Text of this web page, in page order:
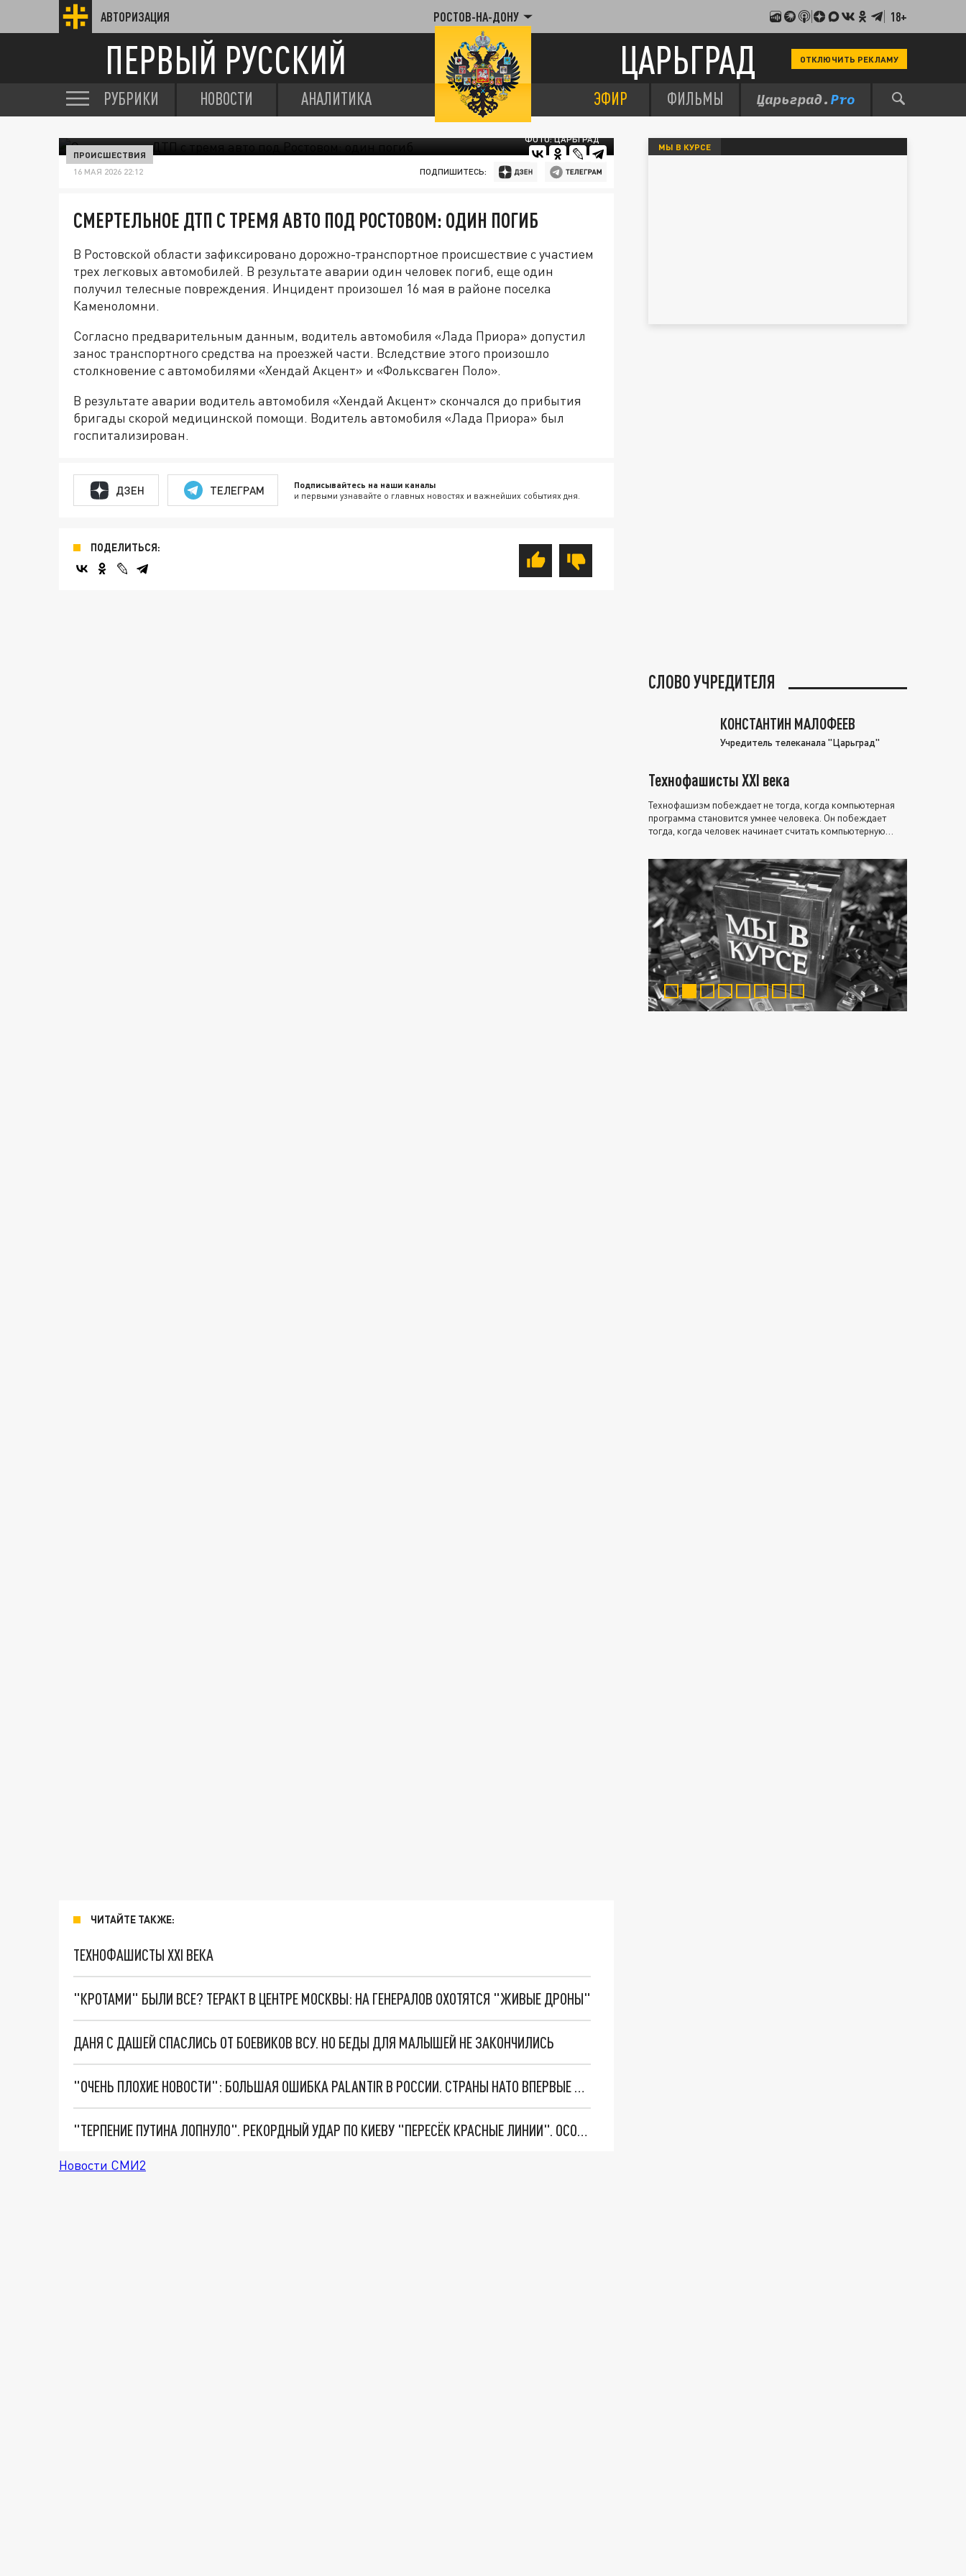
АВТОРИЗАЦИЯ РОСТОВ-НА-ДОНУ 18+
ПЕРВЫЙ РУССКИЙ ЦАРЬГРАД ОТКЛЮЧИТЬ РЕКЛАМУ
РУБРИКИ НОВОСТИ АНАЛИТИКА ЭФИР ФИЛЬМЫ
ФОТО: ЦАРЬГРАД
ПРОИСШЕСТВИЯ
16 МАЯ 2026 22:12 ПОДПИШИТЕСЬ:
СМЕРТЕЛЬНОЕ ДТП С ТРЕМЯ АВТО ПОД РОСТОВОМ: ОДИН ПОГИБ
В Ростовской области зафиксировано дорожно-транспортное происшествие с участием
трех легковых автомобилей. В результате аварии один человек погиб, еще один
получил телесные повреждения. Инцидент произошел 16 мая в районе поселка
Каменоломни.
Согласно предварительным данным, водитель автомобиля «Лада Приора» допустил
занос транспортного средства на проезжей части. Вследствие этого произошло
столкновение с автомобилями «Хендай Акцент» и «Фольксваген Поло».
В результате аварии водитель автомобиля «Хендай Акцент» скончался до прибытия
бригады скорой медицинской помощи. Водитель автомобиля «Лада Приора» был
госпитализирован.
ДЗЕН ТЕЛЕГРАМ Подписывайтесь на наши каналы
и первыми узнавайте о главных новостях и важнейших событиях дня.
ПОДЕЛИТЬСЯ:
ЧИТАЙТЕ ТАКЖЕ:
ТЕХНОФАШИСТЫ XXI ВЕКА
"КРОТАМИ" БЫЛИ ВСЕ? ТЕРАКТ В ЦЕНТРЕ МОСКВЫ: НА ГЕНЕРАЛОВ ОХОТЯТСЯ "ЖИВЫЕ ДРОНЫ"
ДАНЯ С ДАШЕЙ СПАСЛИСЬ ОТ БОЕВИКОВ ВСУ. НО БЕДЫ ДЛЯ МАЛЫШЕЙ НЕ ЗАКОНЧИЛИСЬ
"ОЧЕНЬ ПЛОХИЕ НОВОСТИ": БОЛЬШАЯ ОШИБКА PALANTIR В РОССИИ. СТРАНЫ НАТО ВПЕРВЫЕ ЗА СВО ОСТАНОВИЛИ ПОСТАВКИ ОРУЖИЯ. ВСУ ТЕРЯЮТ ПРИГРАНИЧЬЕ?
"ТЕРПЕНИЕ ПУТИНА ЛОПНУЛО". РЕКОРДНЫЙ УДАР ПО КИЕВУ "ПЕРЕСЁК КРАСНЫЕ ЛИНИИ". ОСОБЫЕ СПЕЦЫ КНДР НА ЛБС? ТАЙНЫЕ ПЕРЕГОВОРЫ ЕВРОПЫ И МОСКВЫ
Новости СМИ2
МЫ В КУРСЕ
СЛОВО УЧРЕДИТЕЛЯ
КОНСТАНТИН МАЛОФЕЕВ
Учредитель телеканала "Царьград"
Технофашисты XXI века
Технофашизм побеждает не тогда, когда компьютерная
программа становится умнее человека. Он побеждает
тогда, когда человек начинает считать компьютерную